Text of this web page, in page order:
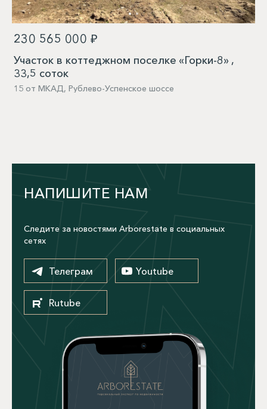
230 565 000 ₽
Участок в коттеджном поселке «Горки-8» ,
33,5 соток
15 от МКАД, Рублево-Успенское шоссе
НАПИШИТЕ НАМ
Следите за новостями Arborestate в социальных
сетях
Телеграм Youtube
Rutube